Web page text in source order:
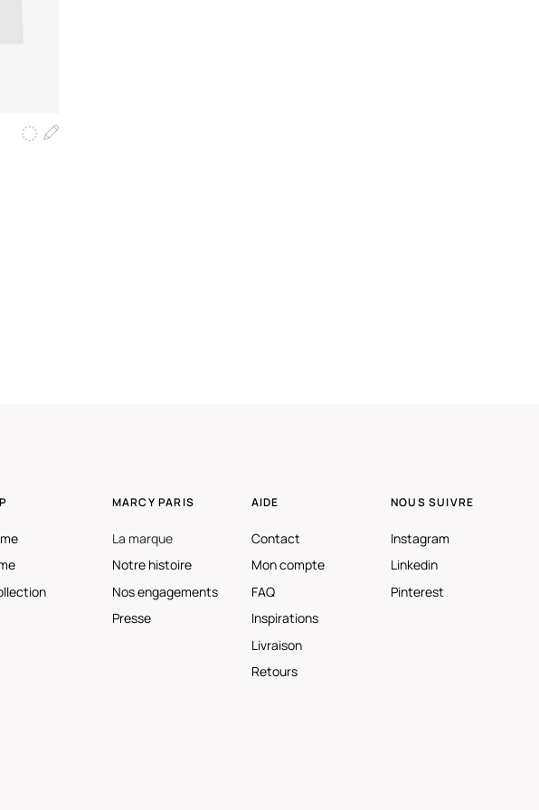
MARCY PARIS
La marque
Notre histoire
Nos engagements
Presse
AIDE
Contact
Mon compte
FAQ
Inspirations
Livraison
Retours
NOUS SUIVRE
Instagram
Linkedin
Pinterest